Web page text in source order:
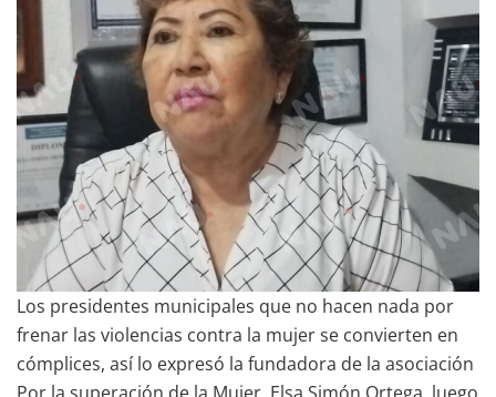
Los presidentes municipales que no hacen nada por
frenar las violencias contra la mujer se convierten en
cómplices, así lo expresó la fundadora de la asociación